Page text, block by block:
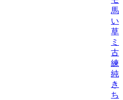
馬
い
草
ミ
古
練/
純/
き
ち